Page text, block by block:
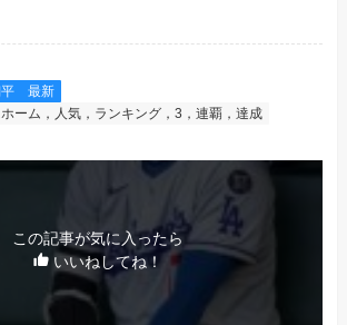
平 最新
ーム，人気，ランキング，3，連覇，達成
この記事が気に入ったら
いいねしてね！